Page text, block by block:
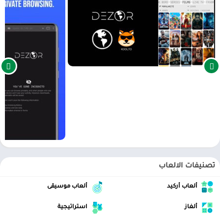
Dezor TV Apk هو متصفح خاص بالأندرويد يسمح لك بتصفح الإنترنت
بأمان وراحة. بخلاف المتصفحات الأخرى ، تتضمن هذه الأداة VPN ومانع
الإعلانات. يتيح لك ذلك زيارة مواقع الويب دون قيود وتجنب الإعلانات
المزعجة.
مما لا شك فيه أن واجهة Dezor المبسطة هي إحدى نقاط القوة في هذا
المتصفح. عندما تفتح التطبيق ، سترى شاشة رئيسية تعرض الأدوات التي
تحتاجها لتصفح الإنترنت بكفاءة. تتيح لك هذه الأداة أيضًا اختيار محرك
يشتمل المتصفح أيضًا على نظام تصفح مبوب ، وهو مثالي لزيارة مواقع
ويب متعددة في وقت واحد.
إلى جهاز آخر باستخدام تقنية Chromecast. انقر فوق الرمز الموجود أعلى
الواجهة لتحديد الشاشة التي تريد عرضها على متصفح هاتفك الذكي.
تصنيفات الالعاب
ألعاب أركيد ألعاب موسيقى
ألغاز استراتيجية